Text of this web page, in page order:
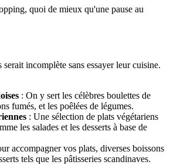
quoi de mieux qu'une pause au
incomplète sans essayer leur cuisine.
: On y sert les célèbres boulettes de
fumés, et les poêlées de légumes.
: Une sélection de plats végétariens
les salades et les desserts à base de
accompagner vos plats, diverses boissons
tels que les pâtisseries scandinaves.